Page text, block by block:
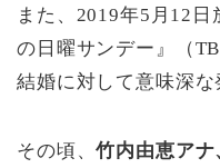
また、2019年5月12
の日曜サンデー』（
結婚に対して意味深な
その頃、竹内由恵ア